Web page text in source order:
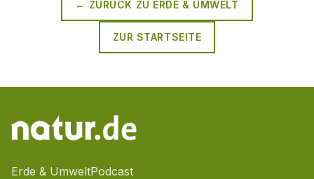
← ZURÜCK ZU ERDE & UMWELT
ZUR STARTSEITE
Erde & UmweltPodcast